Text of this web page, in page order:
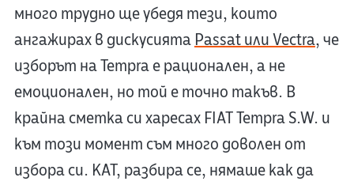
много трудно ще убедя тези, които
ангажирах в дискусията Passat или Vectra, че
изборът на Tempra е рационален, а не
емоционален, но той е точно такъв. В
крайна сметка си харесах FIAT Tempra S.W. и
към този момент съм много доволен от
избора си. КАТ, разбира се, нямаше как да